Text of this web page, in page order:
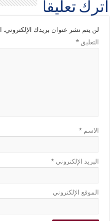
اترك تعليقاً
لن يتم نشر عنوان بريدك الإلكتروني.
التعليق*
الاسم*
البريد الإلكتروني*
الموقع الإلكتروني